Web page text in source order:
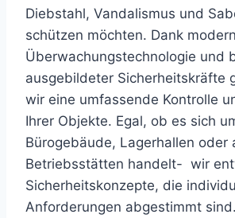
Diebstahl, Vandalismus und
schützen möchten. Dank
Überwachungstechnologie und
ausgebildeter Sicherheitskräfte
wir eine umfassende Kontrolle
Ihrer Objekte. Egal, ob es sich
Bürogebäude, Lagerhallen oder
Betriebsstätten handelt- wir
Sicherheitskonzepte, die
Anforderungen abgestimmt